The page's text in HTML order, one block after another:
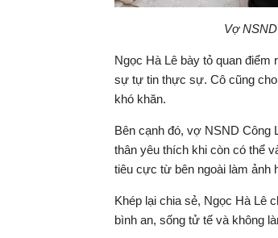
Vợ
Ngọc Hà Lê bày tỏ quan
sự tự tin thực sự. Cô cũng
khó khăn.
Bên cạnh đó, vợ NSND Công
thân yêu thích khi còn có thể
tiêu cực từ bên ngoài làm ảnh
Khép lại chia sẻ, Ngọc Hà Lê
bình an, sống tử tế và không